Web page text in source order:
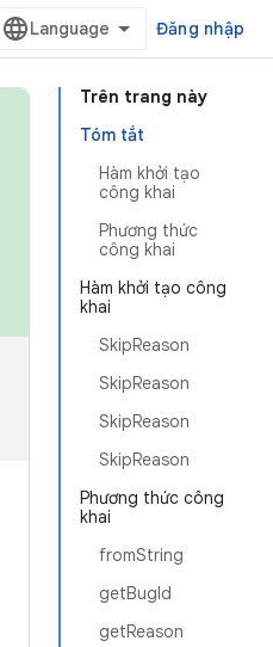
Đăng nhập
Trên trang này
Tóm tắt
Hàm khởi tạo
công khai
Phương thức
công khai
Hàm khởi tạo công
khai
SkipReason
SkipReason
SkipReason
SkipReason
Phương thức công
khai
fromString
getBugId
getReason